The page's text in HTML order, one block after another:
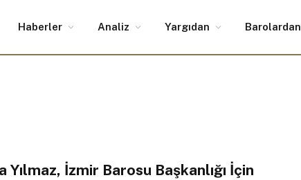
Haberler Analiz Yargıdan Barolardan
Yılmaz, İzmir Barosu Başkanlığı İçin